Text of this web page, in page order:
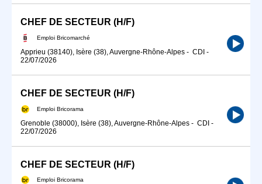
CHEF DE SECTEUR (H/F)
Emploi Bricomarché
Apprieu (38140), Isère (38), Auvergne-Rhône-Alpes - CDI -
22/07/2026
CHEF DE SECTEUR (H/F)
Emploi Bricorama
Grenoble (38000), Isère (38), Auvergne-Rhône-Alpes - CDI -
22/07/2026
CHEF DE SECTEUR (H/F)
Emploi Bricorama